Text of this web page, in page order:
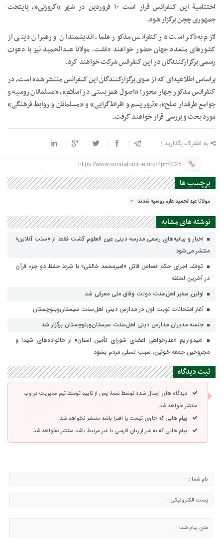
اختتامیۀ این کنفرانس قرار است ١٠ فروردین در شهر “گروزنی”، پایتخت
جمهوری چچن برگزار شود.
لازم به‌ذکر است در کنفرانس مذکور علما، اندیشمندان و رهبران دینی از
کشورهای متعدد جهان حضور خواهند داشت. مولانا عبدالحمید نیز با دعوت
رسمی برگزارکنندگان در این کنفرانس شرکت خواهند کرد.
براساس اطلاعیه‌ای که از سوی برگزارکنندگان این کنفرانس منتشر شده است، در
کنفرانس مذکور چهار محور؛ «اصول همزیستی در اسلام»، «مسلمانان روسیه و
جوامع طرفدار صلح»، «تروریسم و افراط‌گرایی» و «مسلمانان و روابط فرهنگی»
مورد بحث و بررسی قرار خواهند گرفت.
به اشتراک بگذارید :
https://www.sunnatonline.org/?p=4026
برچسب ها
مولانا عبدالحمید عازم روسیه شدند
نوشته های مشابه
اخبار و بیانیه‌های رسمی مدرسه دینی عین العلوم گشت فقط از «سنت آنلاین»
منتشر می‌شود
توقف اجرای حکم قصاص قاتل «امیرمحمد خالقی» با شرط حفظ دو جزء قرآن
در آخرین لحظه
اولین سفیر اهل‌سنت دولت وفاق ملی معرفی شد
آغاز امتحانات نوبت اول در مدارس دینی اهل‌سنت سیستان‌وبلوچستان
جلسه مدیران مدارس دینی اهل‌سنت سیستان‌وبلوچستان برگزار شد
امیدواریم «عذرخواهی اعضای شورای تأمین استان» از خانواده‌های شهدا و
مجروحین جمعه خونین، سبب تسلی مردم بشود
ثبت دیدگاه
دیدگاه های ارسال شده توسط شما، پس از تایید توسط تیم مدیریت در وب
منتشر خواهد شد.
پیام هایی که حاوی تهمت یا افترا باشد منتشر نخواهد شد.
پیام هایی که به غیر از زبان فارسی یا غیر مرتبط باشد منتشر نخواهد شد.